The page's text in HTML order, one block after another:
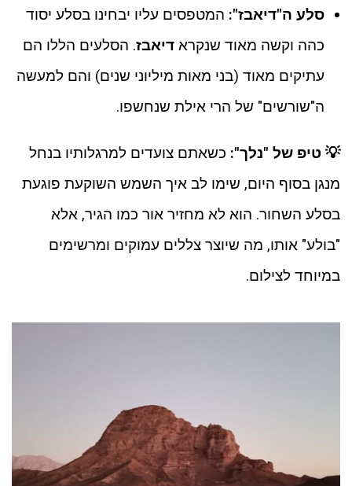
סלע ה"דיאבז": המטפסים עליו יבחינו בסלע יסוד
כהה וקשה מאוד שנקרא דיאבז. הסלעים הללו הם
עתיקים מאוד (בני מאות מיליוני שנים) והם למעשה
ה"שורשים" של הרי אילת שנחשפו.
💡 טיפ של "נלך": כשאתם צועדים למרגלותיו בנחל
מנגן בסוף היום, שימו לב איך השמש השוקעת פוגעת
בסלע השחור. הוא לא מחזיר אור כמו הגיר, אלא
"בולע" אותו, מה שיוצר צללים עמוקים ומרשימים
במיוחד לצילום.